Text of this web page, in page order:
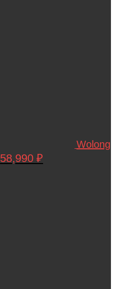
Wolong
Первоначальная
58,990 ₽